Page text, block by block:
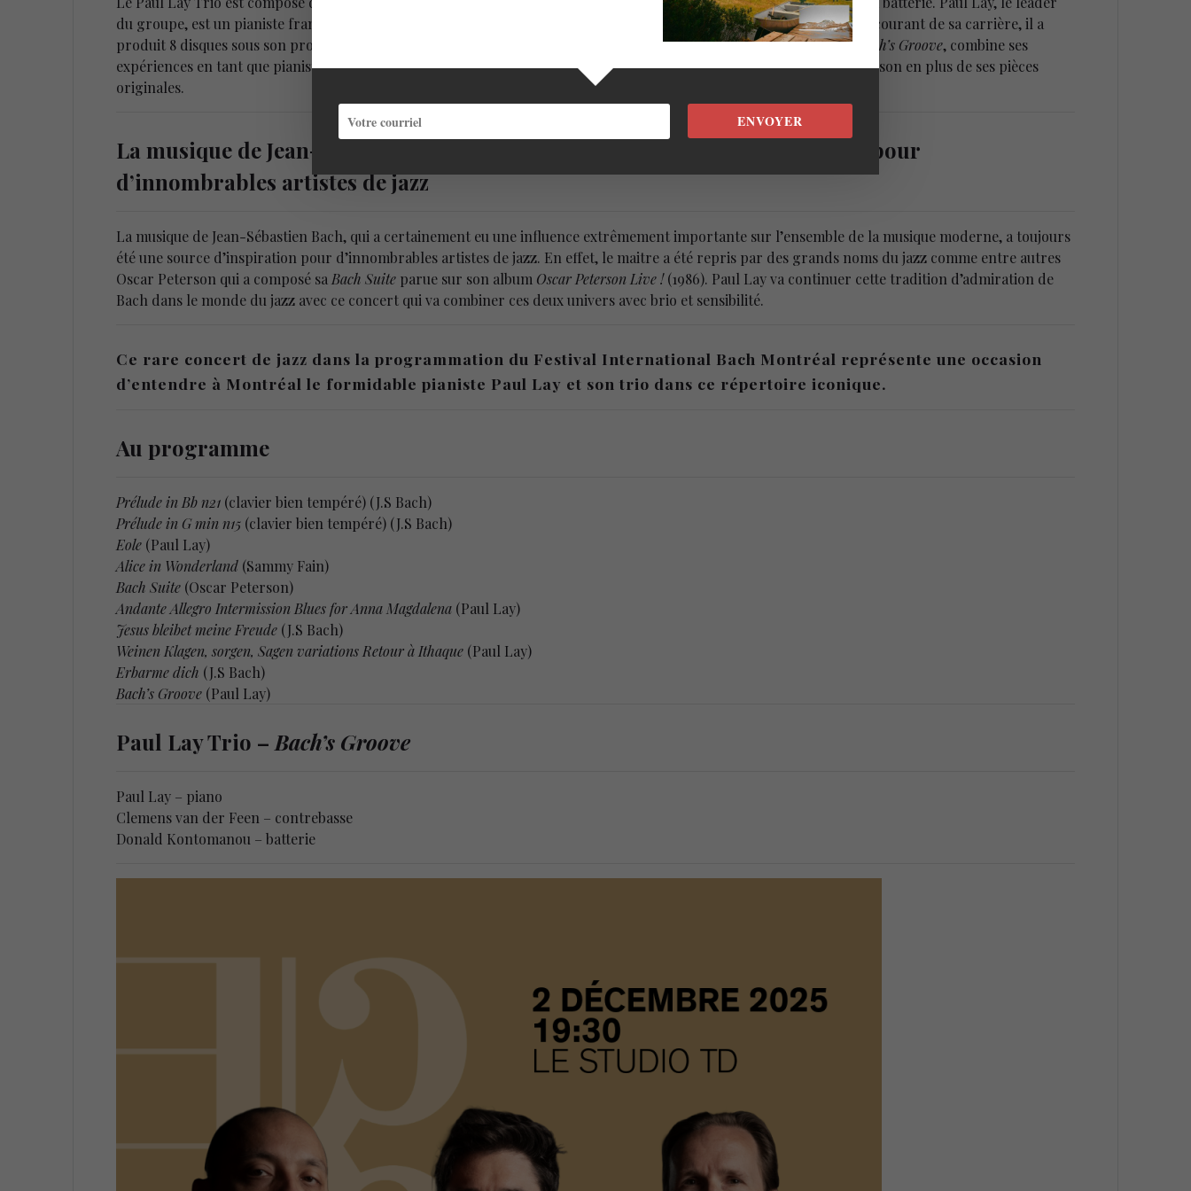
du groupe, est un pianiste français reconnu comme l’un des meilleurs de sa génération. Décoré par plusieurs prix au courant de sa carrière, il a
produit 8 disques sous son propre nom ainsi que plusieurs autres en tant qu’accompagnateur. Son nouveau projet,
Bach’s Groove, combine ses
expériences en tant que pianiste classique avec son approche jazz dans une relecture d’œuvres de Bach, d’Oscar Peterson en plus de ses pièces
originales.
La musique de Jean-Sébastien Bach a toujours été une source d’inspiration pour
d’innombrables artistes de jazz
La musique de Jean-Sébastien Bach, qui a certainement eu une influence extrêmement importante sur l’ensemble de la musique moderne, a toujours
été une source d’inspiration pour d’innombrables artistes de jazz. En effet, le maitre a été repris par des grands noms du jazz comme entre autres
Oscar Peterson qui a composé sa Bach Suite parue sur son album Oscar Peterson Live !(1986). Paul Lay va continuer cette tradition d’admiration de
Bach dans le monde du jazz avec ce concert qui va combiner ces deux univers avec brio et sensibilité.
Ce rare concert de jazz dans la programmation du Festival International Bach Montréal représente une occasion
d’entendre à Montréal le formidable pianiste Paul Lay et son trio dans ce répertoire iconique.
Au programme
Prélude in Bb n21 (clavier bien tempéré) (J.S Bach)
Prélude in G min n15 (clavier bien tempéré) (J.S Bach)
Eole (Paul Lay)
Alice in Wonderland (Sammy Fain)
Bach Suite (Oscar Peterson)
Andante Allegro Intermission Blues for Anna Magdalena (Paul Lay)
Jesus bleibet meine Freude (J.S Bach)
Weinen Klagen, sorgen, Sagen variations Retour à Ithaque (Paul Lay)
Erbarme dich (J.S Bach)
Bach’s Groove (Paul Lay)
Paul Lay Trio – Bach’s Groove
Paul Lay – piano
Clemens van der Feen – contrebasse
Donald Kontomanou – batterie
ENVOYER